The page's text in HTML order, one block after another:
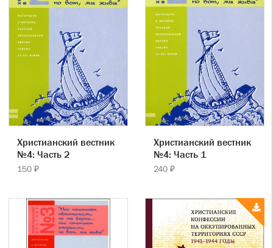
Христианский вестник
№4: Часть 2
150 ₽
Христианский вестник
№4: Часть 1
240 ₽